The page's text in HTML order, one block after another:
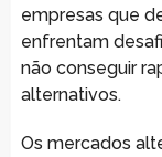
empresas que
enfrentam
não conseguir
alternativos.
Os mercados